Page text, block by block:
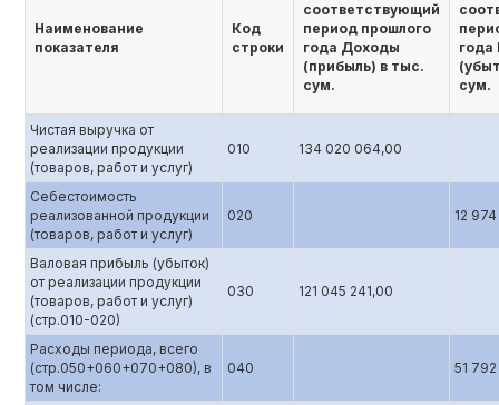
Наименование
показателя
Код
строки
соответствующий
период прошлого
года Доходы
(прибыль) в тыс.
сум.
года
сум.
Чистая выручка от
реализации продукции
(товаров, работ и услуг)
010 134 020 064,00
Себестоимость
реализованной продукции
(товаров, работ и услуг)
020 12
Валовая прибыль (убыток)
от реализации продукции
(товаров, работ и услуг)
(стр.010-020)
030 121 045 241,00
Расходы периода, всего
(стр.050+060+070+080), в
том числе:
040 51